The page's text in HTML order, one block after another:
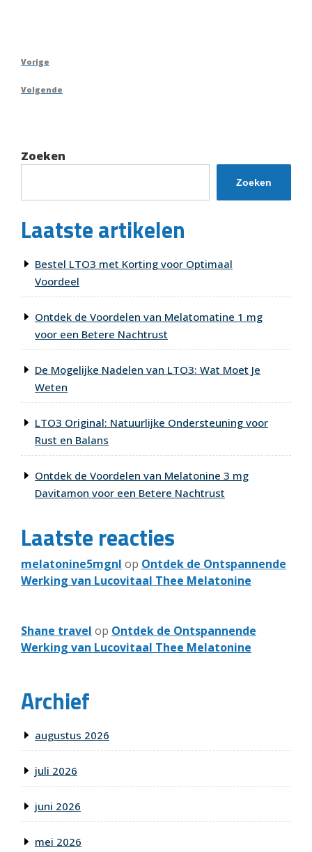
Berichtnavigatie
Vorig
Vorige
Volgend
Volgende
Zoeken
Zoeken
Laatste artikelen
Bestel LTO3 met Korting voor Optimaal
Voordeel
Ontdek de Voordelen van Melatomatine 1 mg
voor een Betere Nachtrust
De Mogelijke Nadelen van LTO3: Wat Moet Je
Weten
LTO3 Original: Natuurlijke Ondersteuning voor
Rust en Balans
Ontdek de Voordelen van Melatonine 3 mg
Davitamon voor een Betere Nachtrust
Laatste reacties
melatonine5mgnl op Ontdek de Ontspannende
Werking van Lucovitaal Thee Melatonine
Shane travel op Ontdek de Ontspannende
Werking van Lucovitaal Thee Melatonine
Archief
augustus 2026
juli 2026
juni 2026
mei 2026